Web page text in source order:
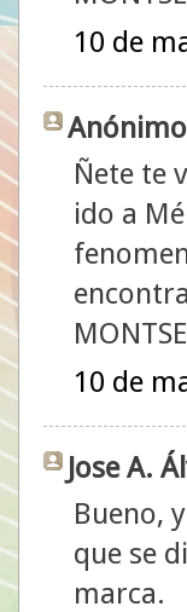
10 de
Ñete te
ido a
MONTSE
10 de
Jose A.
Bueno,
que se
marca.